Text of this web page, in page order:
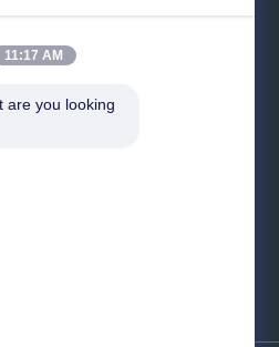
11:17 AM
are you looking